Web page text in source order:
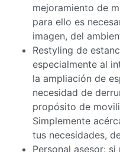
mejoramiento de
para ello es
imagen, del
Restyling de
especialmente al
la ampliación de
necesidad de
propósito de
Simplemente
tus necesidades,
Personal asesor: